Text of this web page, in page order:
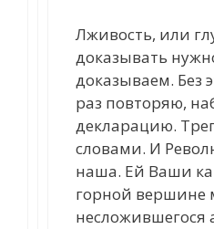
Лживость, или
доказывать
доказываем. Без
раз повторяю,
декларацию.
словами. И
наша. Ей Ваши
горной вершине
несложившегося